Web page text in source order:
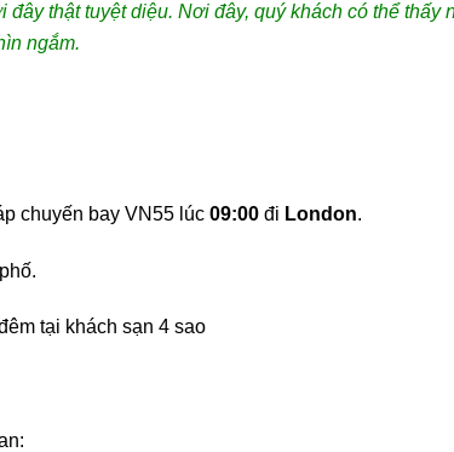
thật tuyệt diệu. Nơi đây, quý khách có thể thấy
ngắm.
chuyến bay VN55 lúc 09:00 đi London.
tại khách sạn 4 sao